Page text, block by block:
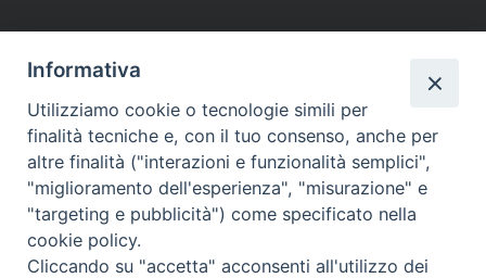
DIOCESI SUBURBICARIA DI ALBANO
Contatti:Tel.: 06.93268401 - Fax.: 06.9323844
E-mail:curia@diocesidialbano.it
Orari: dal Lunedì al Venerdì Ore: 9:00 - 13:00
Informativa
Utilizziamo cookie o tecnologie simili per
finalità tecniche e, con il tuo consenso, anche per
altre finalità ("interazioni e funzionalità semplici",
"miglioramento dell'esperienza", "misurazione" e
"targeting e pubblicità") come specificato nella
cookie policy.
Cliccando su "accetta" acconsenti all'utilizzo dei